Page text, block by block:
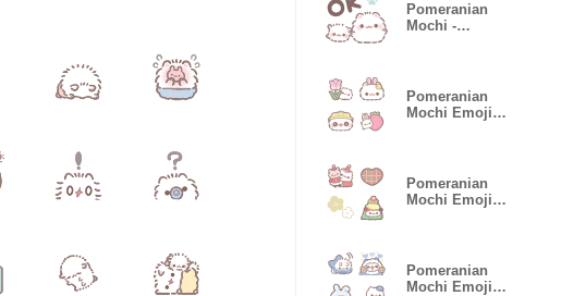
Pomeranian
Mochi -
Pomeranian
Mochi Emoji -
Pomeranian
Mochi Emoji -
Pomeranian
Mochi Emoji -